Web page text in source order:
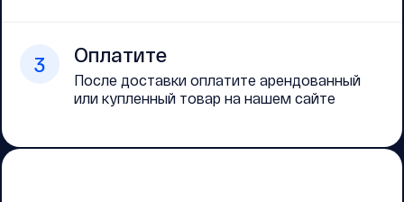
3 Оплатите
После доставки оплатите арендованный
или купленный товар на нашем сайте